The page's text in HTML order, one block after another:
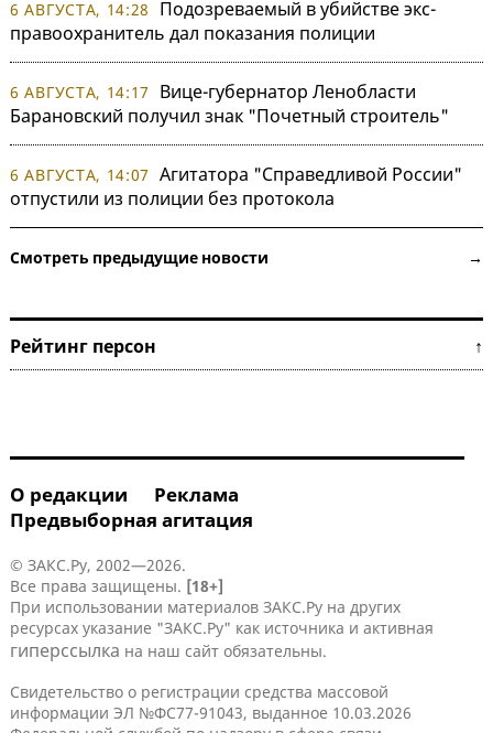
6 АВГУСТА, 14:28
Подозреваемый в убийстве экс-
правоохранитель дал показания полиции
6 АВГУСТА, 14:17
Вице-губернатор Ленобласти
Барановский получил знак "Почетный строитель"
6 АВГУСТА, 14:07 Агитатора "Справедливой России"
отпустили из полиции без протокола
Смотреть предыдущие новости →
Рейтинг персон ↑
О редакции
Реклама
Предвыборная агитация
© ЗАКС.Ру, 2002—2026.
Все права защищены. [18+]
При использовании материалов ЗАКС.Ру на других
ресурсах указание "ЗАКС.Ру" как источника и активная
гиперссылка на наш сайт обязательны.
Свидетельство о регистрации средства массовой
информации ЭЛ №ФС77-91043, выданное 10.03.2026